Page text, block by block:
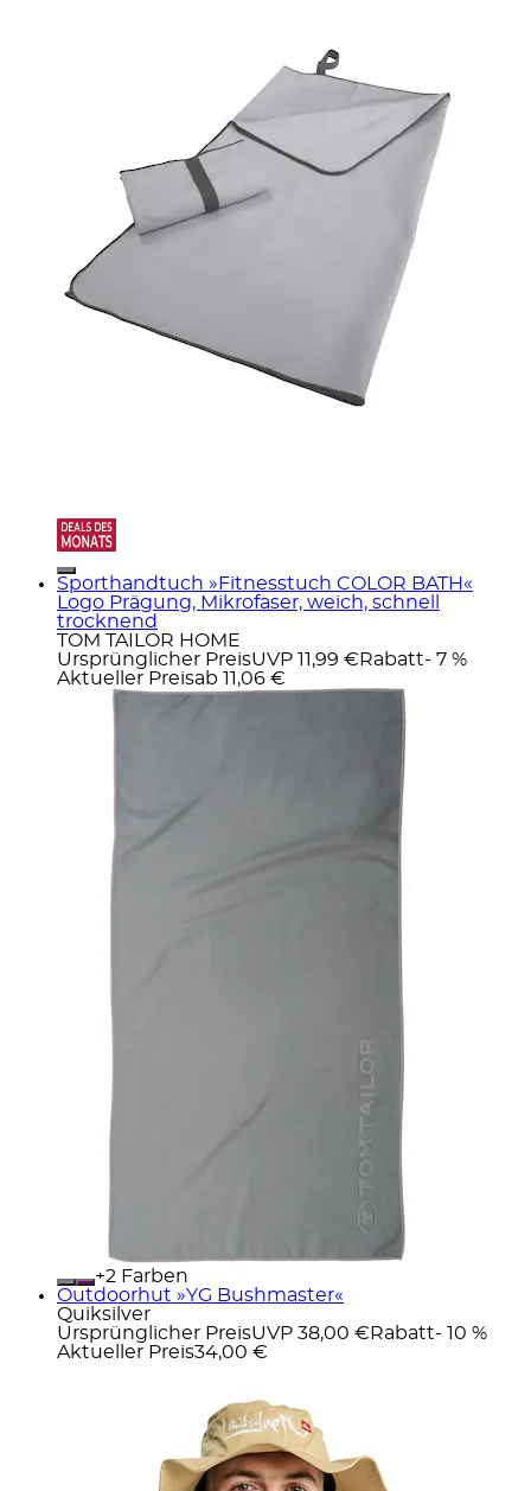
Sporthandtuch »Fitnesstuch COLOR BATH«
Logo Prägung, Mikrofaser, weich, schnell
trocknend
TOM TAILOR HOME
Ursprünglicher PreisUVP 11,99 € Rabatt- 7 %
Aktueller Preisab 11,06 €
+
Farben
Outdoorhut »YG Bushmaster«
Quiksilver
Ursprünglicher PreisUVP 38,00 € Rabatt- 10 %
Aktueller Preis34,00 €